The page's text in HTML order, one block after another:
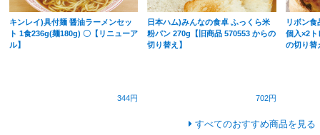
キンレイ)具付麺 醤油ラーメンセッ
ト 1食236g(麺180g) 〇【リニューア
ル】
344円
日本ハム)みんなの食卓 ふっくら米
粉パン 270g【旧商品 570553 からの
切り替え】
702円
リボン
個入×2ト
の切り替
すべてのおすすめ商品を見る